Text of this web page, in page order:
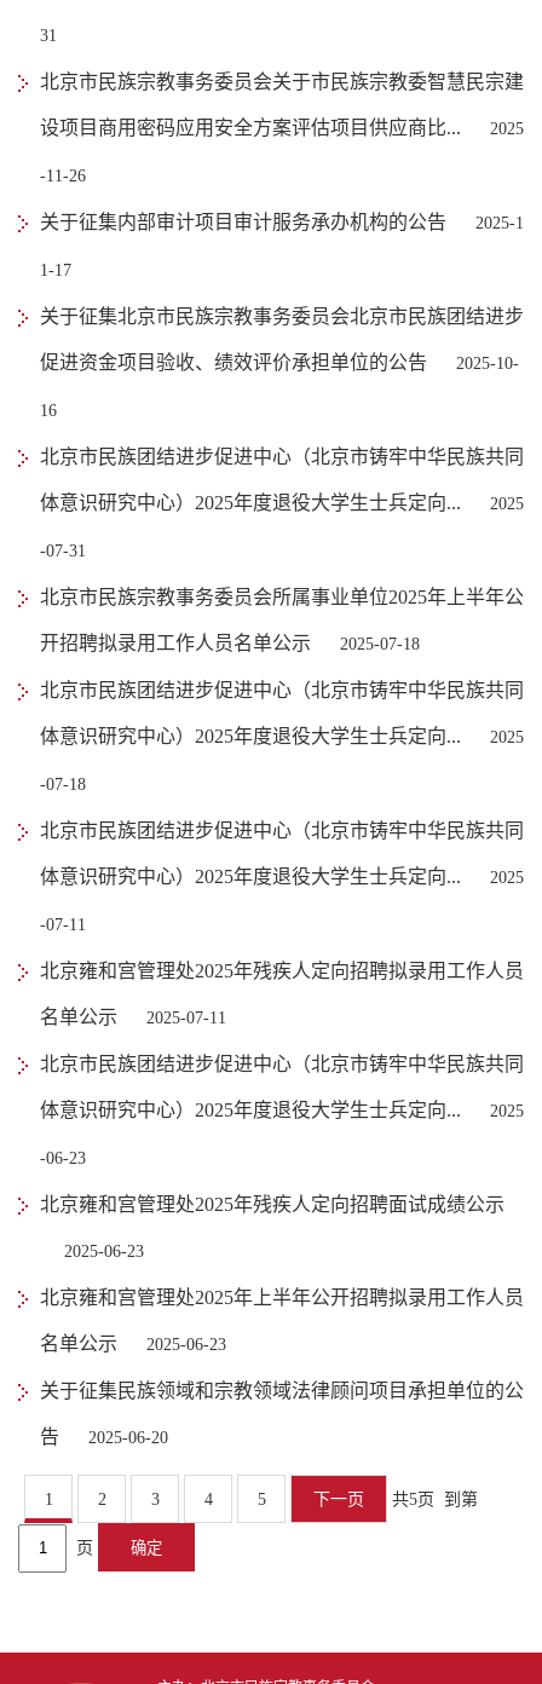
31
北京市民族宗教事务委员会关于市民族宗教委智慧民宗建
设项目商用密码应用安全方案评估项目供应商比... 2025
-11-26
关于征集内部审计项目审计服务承办机构的公告 2025-1
1-17
关于征集北京市民族宗教事务委员会北京市民族团结进步
促进资金项目验收、绩效评价承担单位的公告 2025-10-
16
北京市民族团结进步促进中心（北京市铸牢中华民族共同
体意识研究中心）2025年度退役大学生士兵定向... 2025
-07-31
北京市民族宗教事务委员会所属事业单位2025年上半年公
开招聘拟录用工作人员名单公示 2025-07-18
北京市民族团结进步促进中心（北京市铸牢中华民族共同
体意识研究中心）2025年度退役大学生士兵定向... 2025
-07-18
北京市民族团结进步促进中心（北京市铸牢中华民族共同
体意识研究中心）2025年度退役大学生士兵定向... 2025
-07-11
北京雍和宫管理处2025年残疾人定向招聘拟录用工作人员
名单公示 2025-07-11
北京市民族团结进步促进中心（北京市铸牢中华民族共同
体意识研究中心）2025年度退役大学生士兵定向... 2025
-06-23
北京雍和宫管理处2025年残疾人定向招聘面试成绩公示
2025-06-23
北京雍和宫管理处2025年上半年公开招聘拟录用工作人员
名单公示 2025-06-23
关于征集民族领域和宗教领域法律顾问项目承担单位的公
告 2025-06-20
1 2 3 4 5 下一页 共5页 到第
页